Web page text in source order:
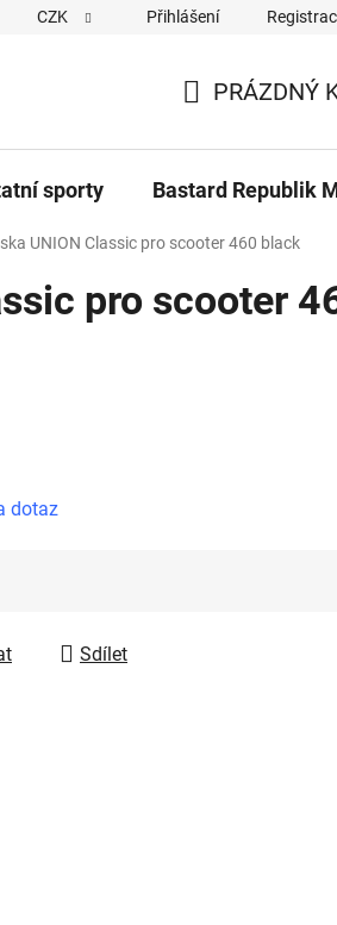
Cookies Kontakty Napiště nám
CZK Přihlášení
KOŠÍK
PRÁZDNÝ
sporty Bastard Republik
UNION Classic pro scooter 460 black
pro scooter
dotaz
Sdílet